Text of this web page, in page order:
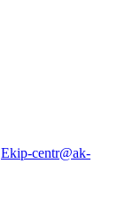
Ekip-centr@ak-